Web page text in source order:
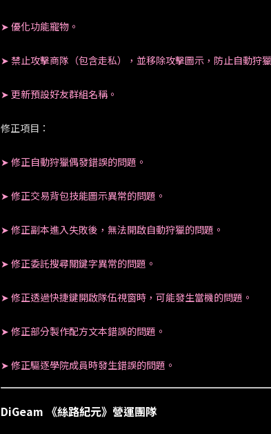
➤ 優化功能寵物。
➤ 禁止攻擊商隊（包含走私），並移除攻擊圖示，防止自動狩
➤ 更新預設好友群組名稱。
修正項目：
➤ 修正自動狩獵偶發錯誤的問題。
➤ 修正交易背包技能圖示異常的問題。
➤ 修正副本進入失敗後，無法開啟自動狩獵的問題。
➤ 修正委託搜尋關鍵字異常的問題。
➤ 修正透過快捷鍵開啟隊伍視窗時，可能發生當機的問題。
➤ 修正部分製作配方文本錯誤的問題。
➤ 修正驅逐學院成員時發生錯誤的問題。
DiGeam 《絲路紀元》營運團隊